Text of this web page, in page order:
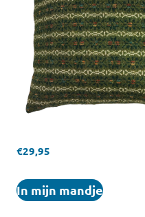
€29,95
In mijn mandje